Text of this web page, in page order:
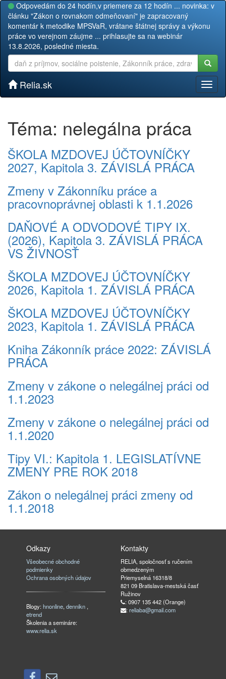
Odpovedám do 24 hodín,v priemere za 12 hodín ... novinka: v
článku "Zákon o rovnakom odmeňovaní" je zapracovaný
komentár k metodike MPSVaR, vrátane štátnej správy a výkonu
práce vo verejnom záujme ... prihlasujte sa na webinár
13.8.2026, posledné miesta.
Relia.sk
Téma: nelegálna práca
ŠKOLA MZDOVEJ ÚČTOVNÍČKY
2027, Kapitola 3. ZÁVISLÁ PRÁCA
Zmeny v Zákonníku práce a
pracovnoprávnej oblasti k 1.1.2026
DAŇOVÉ A ODVODOVÉ TIPY IX.
(2026), Kapitola 3. ZÁVISLÁ PRÁCA
VS ŽIVNOSŤ
ŠKOLA MZDOVEJ ÚČTOVNÍČKY
2026, Kapitola 1. ZÁVISLÁ PRÁCA
ŠKOLA MZDOVEJ ÚČTOVNÍČKY
2023, Kapitola 1. ZÁVISLÁ PRÁCA
Kniha Zákonník práce 2022: ZÁVISLÁ
PRÁCA
Zmeny v zákone o nelegálnej práci od
1.1.2023
Zmeny v zákone o nelegálnej práci od
1.1.2020
Tipy VI.: Kapitola 1. LEGISLATÍVNE
ZMENY PRE ROK 2018
Zákon o nelegálnej práci zmeny od
1.1.2018
Odkazy
Všeobecné obchodné
podmienky
Ochrana osobných údajov
Blogy:hnonline,dennikn ,
etrend
Školenia a semináre:
www.relia.sk
Kontakty
RELIA, spoločnosť s ručením
obmedzeným
Priemyselná 16318/8
821 09 Bratislava-mestská časť
Ružinov
: 0907 135 442 (Orange)
: reliaba@gmail.com